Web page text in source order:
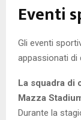
Eventi
Gli eventi
appassionati di
La squadra di
Mazza
Durante la